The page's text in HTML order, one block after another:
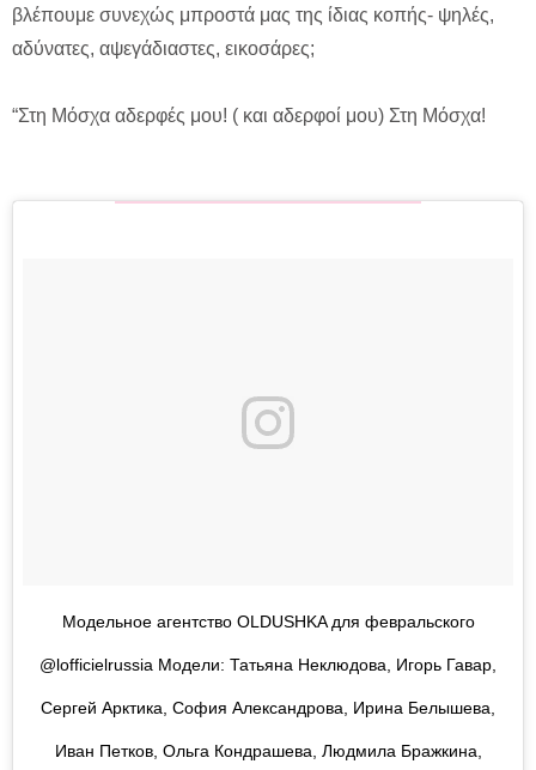
βλέπουμε συνεχώς μπροστά μας της ίδιας κοπής- ψηλές,
αδύνατες, αψεγάδιαστες, εικοσάρες;
“Στη Μόσχα αδερφές μου! ( και αδερφοί μου) Στη Μόσχα!
Модельное агентство OLDUSHKA для февральского
@lofficielrussia Модели: Татьяна Неклюдова, Игорь Гавар,
Сергей Арктика, София Александрова, Ирина Белышева,
Иван Петков, Ольга Кондрашева, Людмила Бражкина,